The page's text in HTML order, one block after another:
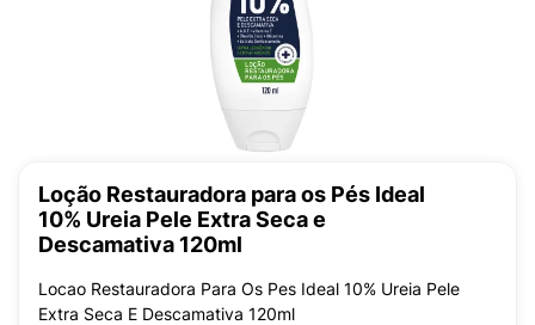
Loção Restauradora para os Pés Ideal
10% Ureia Pele Extra Seca e
Descamativa 120ml
Locao Restauradora Para Os Pes Ideal 10% Ureia Pele
Extra Seca E Descamativa 120ml